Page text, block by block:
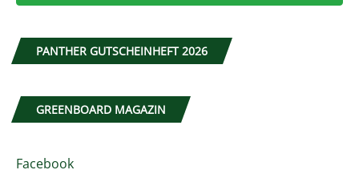
PANTHER GUTSCHEINHEFT 2026
GREENBOARD MAGAZIN
Facebook